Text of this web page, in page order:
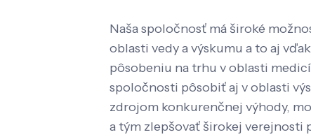
Naša spoločnosť má široké
oblasti vedy a výskumu a to aj
pôsobeniu na trhu v oblasti
spoločnosti pôsobiť aj v oblasti
zdrojom konkurenčnej výhody,
a tým zlepšovať širokej verejnosti